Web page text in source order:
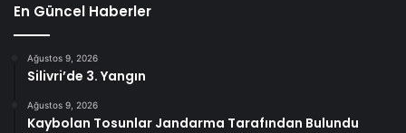
En Güncel Haberler
Ağustos 9, 2026
Silivri’de 3. Yangın
Ağustos 9, 2026
Kaybolan Tosunlar Jandarma Tarafından Bulundu